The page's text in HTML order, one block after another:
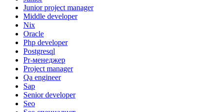
Junior project manager
Middle developer
Nix
Oracle
Php developer
Postgresql
Pr-менеджер
Project manager
Qa engineer
Sap
Senior developer
Seo